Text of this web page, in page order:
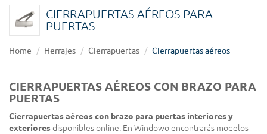
CIERRAPUERTAS AÉREOS PARA
PUERTAS
Home Herrajes Cierrapuertas Cierrapuertas aéreos
CIERRAPUERTAS AÉREOS CON BRAZO PARA
PUERTAS
Cierrapuertas aéreos con brazo para puertas interiores y
exterioresdisponibles online. En Windowo encontrarás modelos